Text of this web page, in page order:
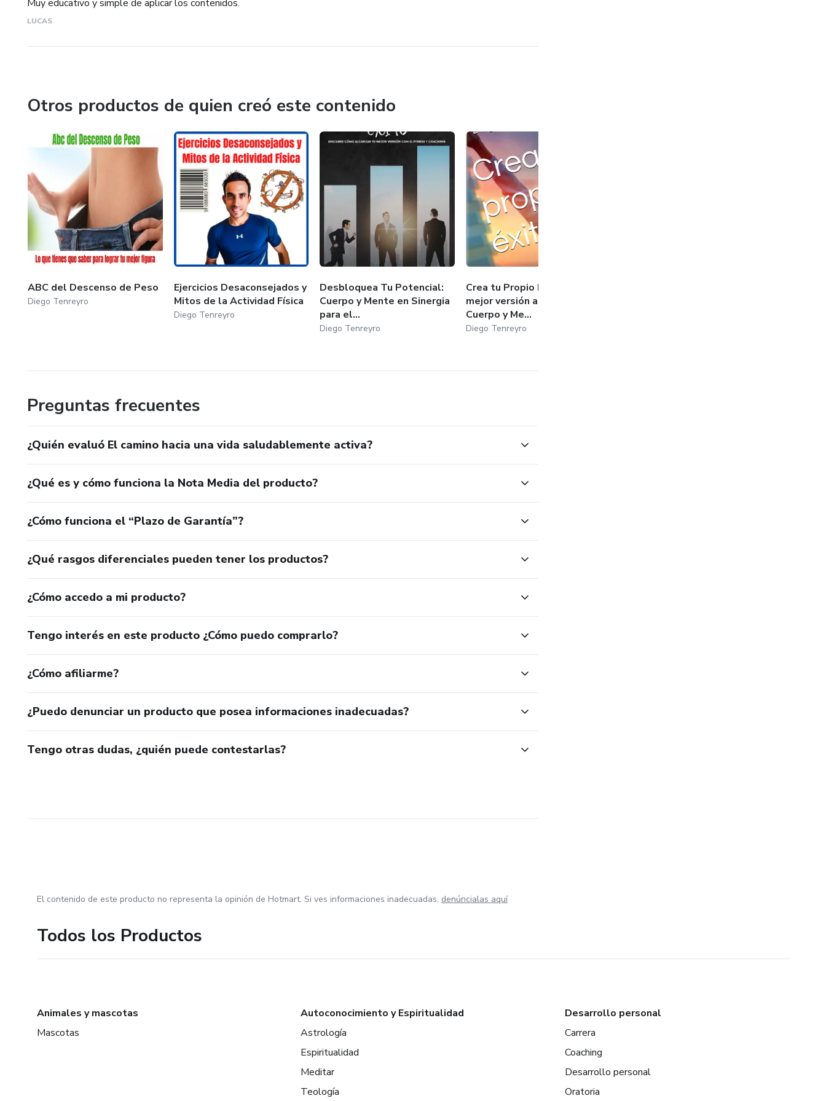
Muy educativo y simple de aplicar los contenidos.
LUCAS
Otros productos de quien creó este contenido
ABC del Descenso de Peso
Diego Tenreyro
Ejercicios Desaconsejados y
Mitos de la Actividad Física
Diego Tenreyro
Desbloquea Tu Potencial:
Cuerpo y Mente en Sinergia
para el...
Diego Tenreyro
Crea tu Propio Éxito: Tu
mejor versión alineando
Cuerpo y Me...
Diego Tenreyro
Preguntas frecuentes
¿Quién evaluó El camino hacia una vida saludablemente activa?
¿Qué es y cómo funciona la Nota Media del producto?
¿Cómo funciona el “Plazo de Garantía”?
¿Qué rasgos diferenciales pueden tener los productos?
¿Cómo accedo a mi producto?
Tengo interés en este producto ¿Cómo puedo comprarlo?
¿Cómo afiliarme?
¿Puedo denunciar un producto que posea informaciones inadecuadas?
Tengo otras dudas, ¿quién puede contestarlas?
El contenido de este producto no representa la opinión de Hotmart. Si ves informaciones inadecuadas, denúncialas aquí
Todos los Productos
Animales y mascotas
Mascotas
Autoconocimiento y Espiritualidad
Astrología
Espiritualidad
Meditar
Teología
Desarrollo personal
Carrera
Coaching
Desarrollo personal
Oratoria